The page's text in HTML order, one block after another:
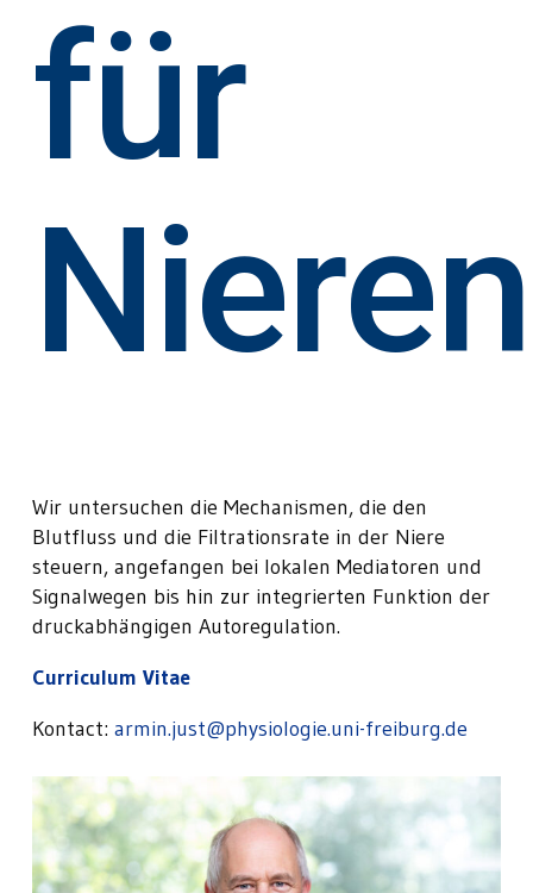
für
Wir untersuchen die Mechanismen, die den
Blutfluss und die Filtrationsrate in der Niere
steuern, angefangen bei lokalen Mediatoren und
Signalwegen bis hin zur integrierten Funktion der
druckabhängigen Autoregulation.
Curriculum Vitae
Kontact: armin.just@physiologie.uni-freiburg.de